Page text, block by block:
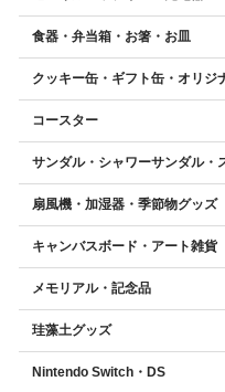
食器・弁当箱・お箸・お皿
クッキー缶・ギフト缶・オリジ
コースター
サンダル・シャワーサンダル・
扇風機・加湿器・季節物グッズ
キャンバスボード・アート雑貨
メモリアル・記念品
珪藻土グッズ
Nintendo Switch・DS